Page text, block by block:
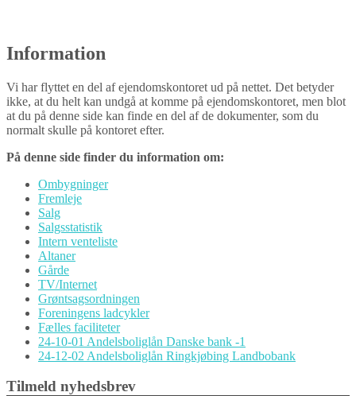
Information
Vi har flyttet en del af ejendomskontoret ud på nettet. Det betyder
ikke, at du helt kan undgå at komme på ejendomskontoret, men blot
at du på denne side kan finde en del af de dokumenter, som du
normalt skulle på kontoret efter.
På denne side finder du information om:
Ombygninger
Fremleje
Salg
Salgsstatistik
Intern venteliste
Altaner
Gårde
TV/Internet
Grøntsagsordningen
Foreningens ladcykler
Fælles faciliteter
24-10-01 Andelsboliglån Danske bank -1
24-12-02 Andelsboliglån Ringkjøbing Landbobank
Tilmeld nyhedsbrev